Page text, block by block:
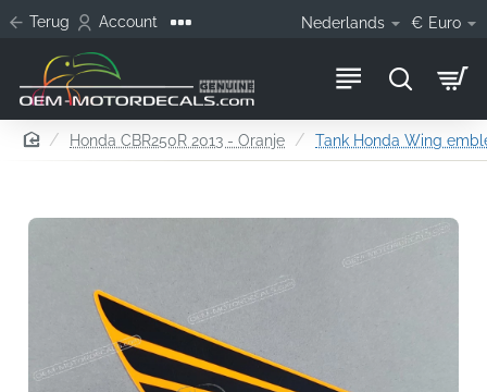
Terug Account Nederlands € Euro
homeHonda CBR250R 2013 - Oranje Tank Honda Wing